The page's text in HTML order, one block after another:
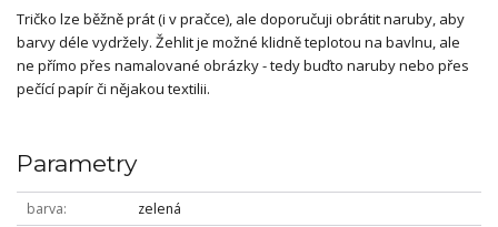
Tričko lze běžně prát (i v pračce), ale doporučuji obrátit naruby, aby
barvy déle vydržely. Žehlit je možné klidně teplotou na bavlnu, ale
ne přímo přes namalované obrázky - tedy buďto naruby nebo přes
pečící papír či nějakou textilii.
Parametry
barva
zelená